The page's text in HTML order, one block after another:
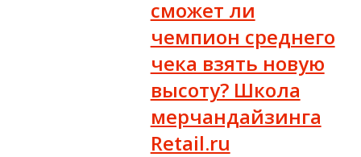
сможет ли
чемпион среднего
чека взять новую
высоту? Школа
мерчандайзинга
Retail.ru